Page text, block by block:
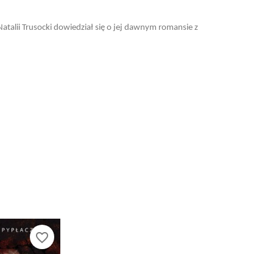
Trusocki dowiedział się o jej dawnym romansie z
favorite_border